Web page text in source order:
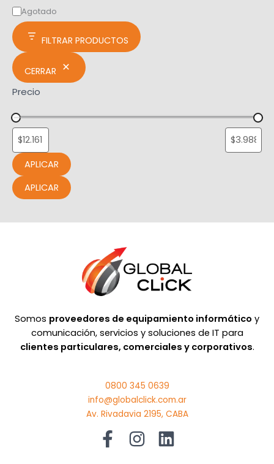
Agotado
FILTRAR PRODUCTOS
CERRAR
Precio
APLICAR
APLICAR
Somos proveedores de equipamiento informático y
comunicación, servicios y soluciones de IT para
clientes particulares, comerciales y corporativos.
0800 345 0639
info@globalclick.com.ar
Av. Rivadavia 2195, CABA